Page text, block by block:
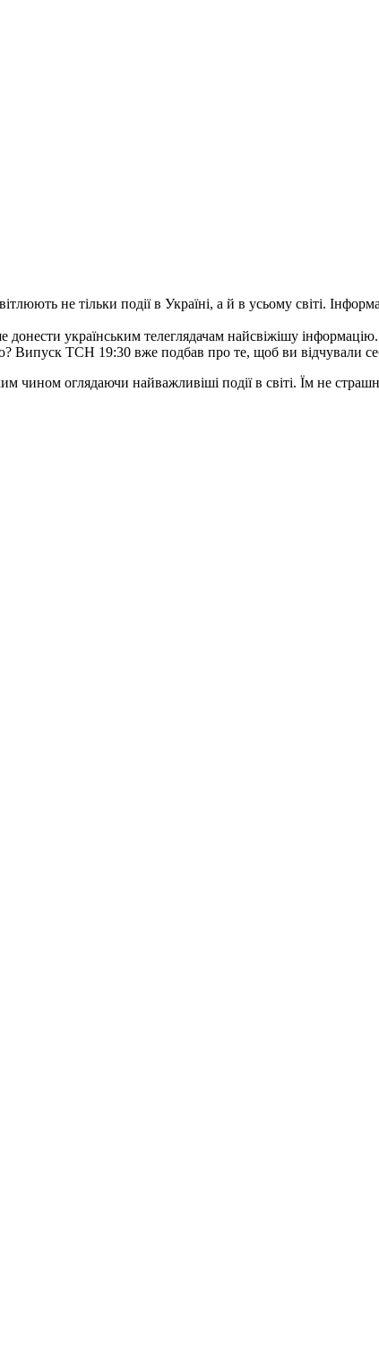
не тільки події в Україні, а й в усьому світі.
українським телеглядачам найсвіжішу
ТСН 19:30 вже подбав про те, щоб ви відчували
чином оглядаючи найважливіші події в світі. Їм не